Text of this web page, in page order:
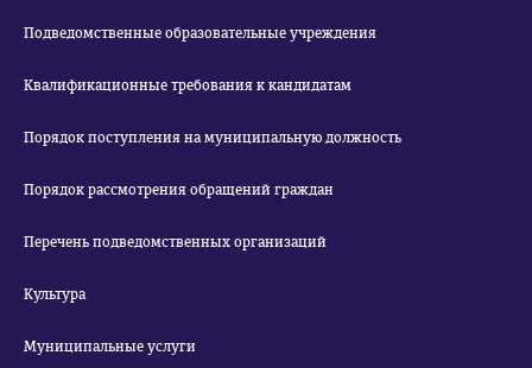
Подведомственные образовательные учреждения
Квалификационные требования к кандидатам
Порядок поступления на муниципальную должность
Порядок рассмотрения обращений граждан
Перечень подведомственных организаций
Культура
Муниципальные услуги